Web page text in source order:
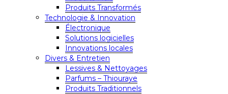
Produits Transformés
Technologie & Innovation
Électronique
Solutions logicielles
Innovations locales
Divers & Entretien
Lessives & Nettoyages
Parfums – Thiouraye
Produits Traditionnels